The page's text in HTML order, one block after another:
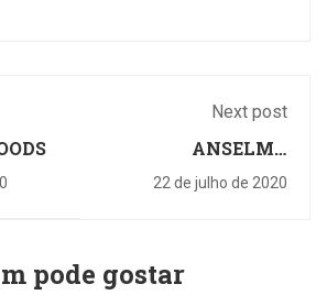
Next post
ANSELMO
CHAVEIRO E LOJA
MULTICOISAS
22 de julho de 2020
pode gostar